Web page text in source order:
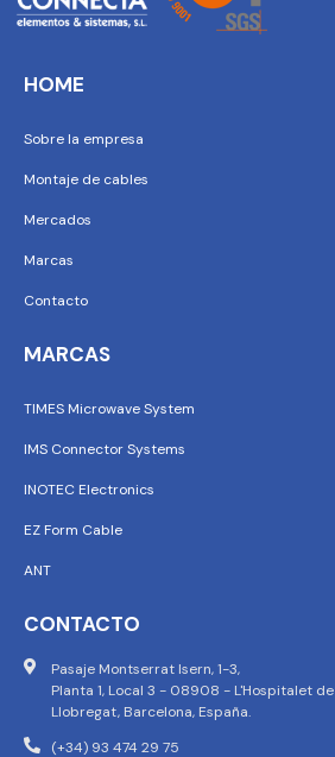
HOME
Sobre la empresa
Montaje de cables
Mercados
Marcas
Contacto
MARCAS
TIMES Microwave System
IMS Connector Systems
INOTEC Electronics
EZ Form Cable
ANT
CONTACTO
Pasaje Montserrat Isern, 1-3,
Planta 1, Local 3 - 08908 - L'Hospitalet de
Llobregat, Barcelona, España.
(+34) 93 474 29 75